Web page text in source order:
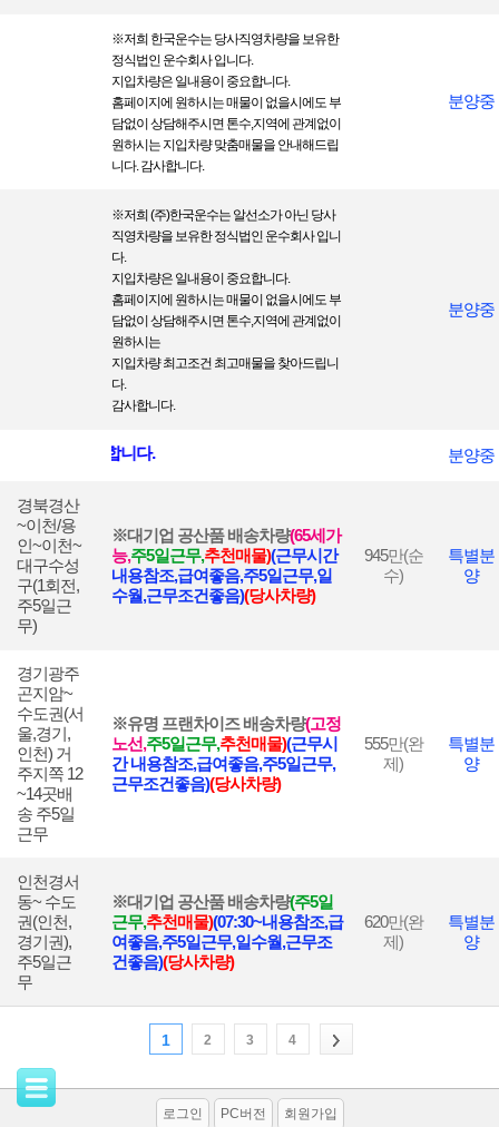
- 소비자의 불만 또는 분쟁처리에 관한 기록 : 3년
② 귀하의 동의를 받아 보유하고 있는 거래정보 등을 귀하께서 열람을 요구하
는 경우 (주)한국운수은(는) 지체없이 그 열람,확인 할 수 있도록 조치합니다.
※저희 한국운수는 당사직영차량을 보 유한
정식법인 운수회사 입니다.
지입차량은 일내용이 중요합니다.
홈페이지에 원하시는 매물이 없을시에도 부
담없이 상담해주시면 톤수,지역에 관계없이
원하시는 지입차량 맞춤매물을 안내해드립
니다. 감사합니다.
분양중
※저희 (주)한국운수는 알선소가 아닌 당사
직영차량을 보 유한 정식법인 운수회사 입니
다.
지입차량은 일내용이 중요합니다.
홈페이지에 원하시는 매물이 없을시에도 부
담없이 상담해주시면 톤수,지역에 관계없이
원하시는
지입차량 최고조건 최고매물을 찾아드립니
다.
감사합니다.
분양중
모두 진행합니다. 분양중
경북경산
~이천/용
인~이천~
대구수성
구(1회전,
주5일근
무)
※대기업 공산품 배송차량(65세가
능,주5일근무,추천매물)(근무시간
내용참조,급여좋음,주5일근무,일
수월,근무조건좋음)(당사차량)
945만(순
수)
특별분
양
경기광주
곤지암~
수도권(서
울,경기,
인천) 거
주지쪽 12
~14곳배
송 주5일
근무
※유명 프랜차이즈 배송차량(고정
노선,주5일근무,추천매물)(근무시
간 내용참조,급여좋음,주5일근무,
근무조건좋음)(당사차량)
555만(완
제)
특별분
양
인천경서
동~ 수도
권(인천,
경기권),
주5일근
무
※대기업 공산품 배송차량(주5일
근무,추천매물)(07:30~내용참조,급
여좋음,주5일근무,일수월,근무조
건좋음)(당사차량)
620만(완
제)
특별분
양
1 2 3 4
로그인 PC버전 회원가입